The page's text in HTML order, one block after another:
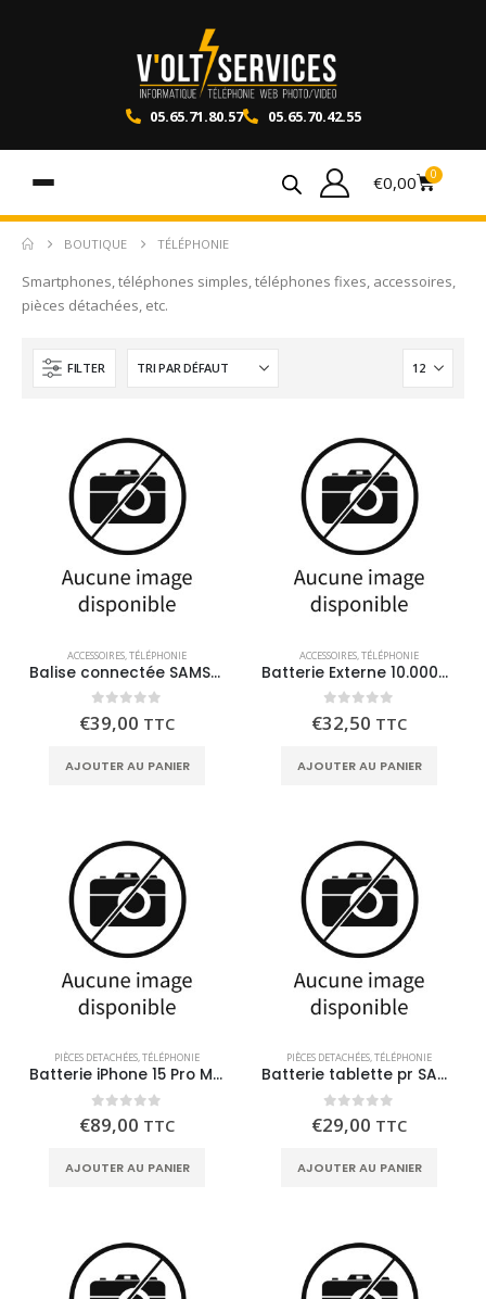
05.65.71.80.57 05.65.70.42.55
€0,00 0
BOUTIQUE TÉLÉPHONIE
Smartphones, téléphones simples, téléphones fixes, accessoires,
pièces détachées, etc.
FILTER
ACCESSOIRES,TÉLÉPHONIE
Balise connectée SAMSUNG Smart Tag 2
0 out of 5
€39,00 TTC
AJOUTER AU PANIER
ACCESSOIRES,TÉLÉPHONIE
Batterie Externe 10.000mAh 20w / 2 USB-C BELKIN
0 out of 5
€32,50 TTC
AJOUTER AU PANIER
PIÈCES DETACHÉES,TÉLÉPHONIE
Batterie iPhone 15 Pro Max – Service PAck
0out of 5
€89,00 TTC
AJOUTER AU PANIER
PIÈCES DETACHÉES,TÉLÉPHONIE
Batterie tablette pr SAMSUNG Tab A (T510/T515)
0out of 5
€29,00 TTC
AJOUTER AU PANIER